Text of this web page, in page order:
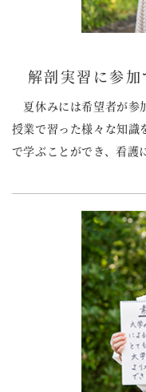
解剖実習に参加
夏休みには希望者が参
授業で習った様々な知識
で学ぶことができ、看護